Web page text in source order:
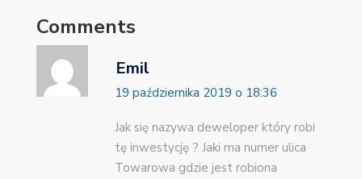
Comments
Emil
19 października 2019 o 18:36
Jak się nazywa deweloper który robi
tę inwestycję ? Jaki ma numer ulica
Towarowa gdzie jest robiona